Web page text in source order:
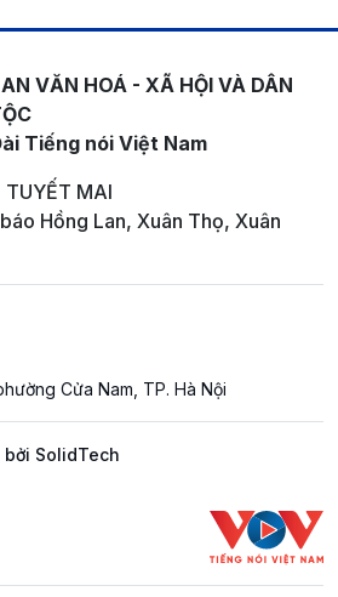
VĂN HOÁ - XÃ HỘI VÀ DÂN
Tiếng nói Việt Nam
MAI
Hồng Lan, Xuân Thọ, Xuân
Cửa Nam, TP. Hà Nội
SolidTech